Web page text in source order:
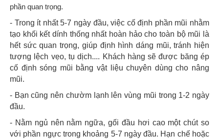
phần quan trọng.
- Trong ít nhất 5-7 ngày đầu, việc cố định phần mũi nhằm
tạo khối kết dính thống nhất hoàn hảo cho toàn bộ mũi là
hết sức quan trọng, giúp định hình dáng mũi, tránh hiện
tượng lệch vẹo, tụ dịch.... Khách hàng sẽ được băng ép
cố định sóng mũi bằng vật liệu chuyên dùng cho nâng
mũi.
- Bạn cũng nên chườm lạnh lên vùng mũi trong 1-2 ngày
đầu.
- Nằm ngủ nên nằm ngữa, gối đầu hơi cao một chút so
với phần ngực trong khoảng 5-7 ngày đầu. Hạn chế hoặc